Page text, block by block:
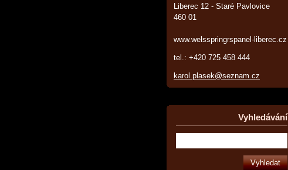
Liberec 12 - Staré Pavlovice
460 01
www.welsspringrspanel-liberec.cz
tel.: +420 725 458 444
karol.plasek@seznam.cz
Vyhledávání